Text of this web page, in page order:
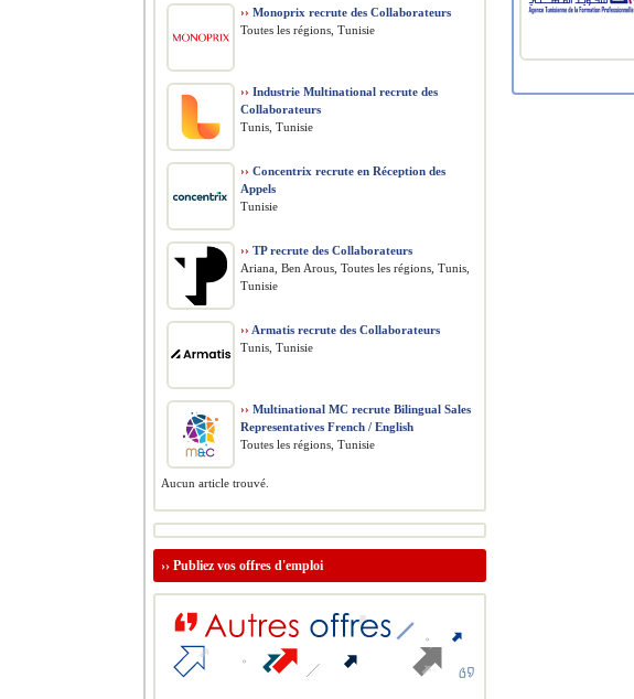
›› Monoprix recrute des Collaborateurs
Toutes les régions, Tunisie
›› Industrie Multinational recrute des
Collaborateurs
Tunis, Tunisie
›› Concentrix recrute en Réception des
Appels
Tunisie
›› TP recrute des Collaborateurs
Ariana, Ben Arous, Toutes les régions, Tunis,
Tunisie
›› Armatis recrute des Collaborateurs
Tunis, Tunisie
›› Multinational MC recrute Bilingual Sales
Representatives French / English
Toutes les régions, Tunisie
Aucun article trouvé.
›› Publiez vos offres d'emploi